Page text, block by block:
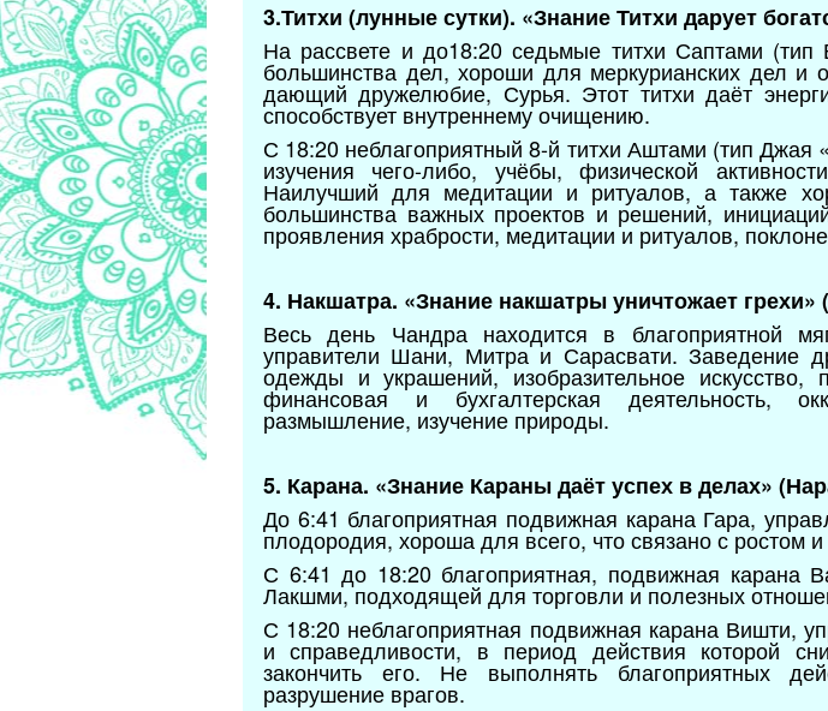
3.Титхи (лунные сутки). «Знание Титхи дарует
На рассвете и до18:20 седьмые титхи Саптами
большинства дел, хороши для меркурианских дел и
дающий дружелюбие, Сурья. Этот титхи даёт
способствует внутреннему очищению.
С 18:20 неблагоприятный 8-й титхи Аштами (тип
изучения чего-либо, учёбы, физической
Наилучший для медитации и ритуалов, а также
большинства важных проектов и решений,
проявления храбрости, медитации и ритуалов,
4. Накшатра. «Знание накшатры уничтожает грехи»
Весь день Чандра находится в благоприятной
управители Шани, Митра и Сарасвати. Заведение
одежды и украшений, изобразительное искусство,
финансовая и бухгалтерская деятельность,
размышление, изучение природы.
5. Карана. «Знание Караны даёт успех в делах»
До 6:41 благоприятная подвижная карана Гара,
плодородия, хороша для всего, что связано с ростом
С 6:41 до 18:20 благоприятная, подвижная
Лакшми, подходящей для торговли и полезных
С 18:20 неблагоприятная подвижная карана Вишти,
и справедливости, в период действия которой
закончить его. Не выполнять благоприятных
разрушение врагов.